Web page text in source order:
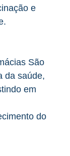
e
São
da saúde,
em
do